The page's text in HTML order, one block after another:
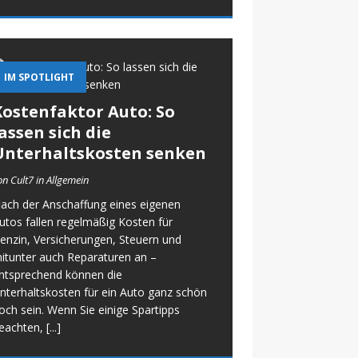
IM SPOTLIGHT
Auto: So
sich die
senken
Cult7 in Allgemein
der Anschaffung eines eigenen
fallen regelmäßig Kosten für
Versicherungen, Steuern und
auch Reparaturen an –
können die
für ein Auto ganz schön
sein. Wenn Sie einige Spartipps
[...]